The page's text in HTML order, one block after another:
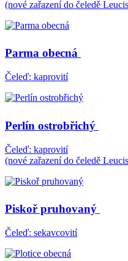
(nové zařazení do čeledě
Parma obecná
Čeleď: kaprovití
Perlín ostrobřichý
Čeleď: kaprovití
(nové zařazení do čeledě
Piskoř pruhovaný
Čeleď: sekavcovití